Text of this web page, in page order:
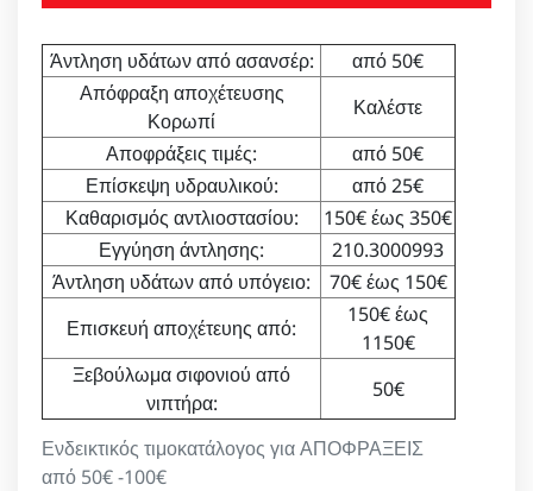
Ενδεικτικός τιμοκατάλογος για ΑΠΟΦΡΑΞΕΙΣ
από 50€ -100€
Άντληση υδάτων από ασανσέρ:
από 50€
Απόφραξη αποχέτευσης
Κορωπί
Καλέστε
Αποφράξεις τιμές:
από 50€
Επίσκεψη υδραυλικού:
από 25€
Καθαρισμός αντλιοστασίου:
150€ έως 350€
Εγγύηση άντλησης:
210.3000993
Άντληση υδάτων από υπόγειο:
70€ έως 150€
Επισκευή αποχέτευης από:
150€ έως
1150€
Ξεβούλωμα σιφονιού από
νιπτήρα:
50€